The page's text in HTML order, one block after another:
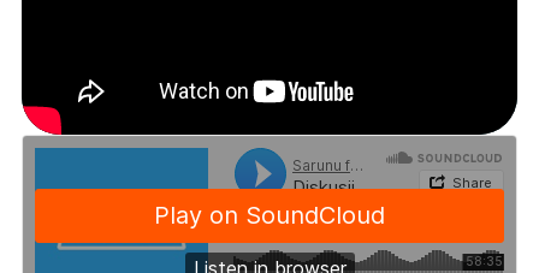
Mana programma
Festivāls
Programma